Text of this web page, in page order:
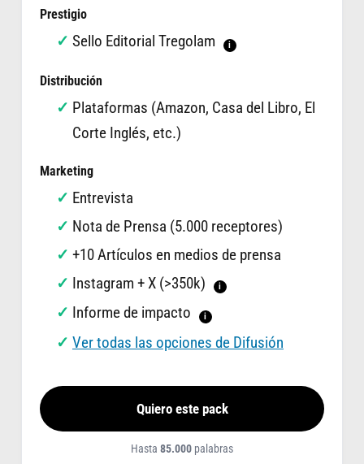
Prestigio
Sello Editorial Tregolam i
Distribución
Plataformas (Amazon, Casa del Libro, El
Corte Inglés, etc.)
Marketing
Entrevista
Nota de Prensa (5.000 receptores)
+10 Artículos en medios de prensa
Instagram + X (>350k)
i
Informe de impacto i
Ver todas las opciones de Difusión
Quiero este pack
Hasta 85.000 palabras